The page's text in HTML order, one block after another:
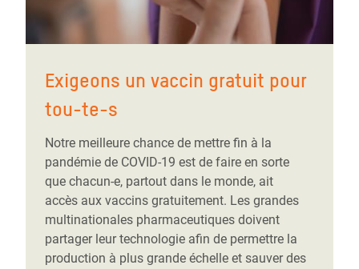
Exigeons un vaccin gratuit pour
tou-te-s
Notre meilleure chance de mettre fin à la
pandémie de COVID-19 est de faire en sorte
que chacun-e, partout dans le monde, ait
accès aux vaccins gratuitement. Les grandes
multinationales pharmaceutiques doivent
partager leur technologie afin de permettre la
production à plus grande échelle et sauver des